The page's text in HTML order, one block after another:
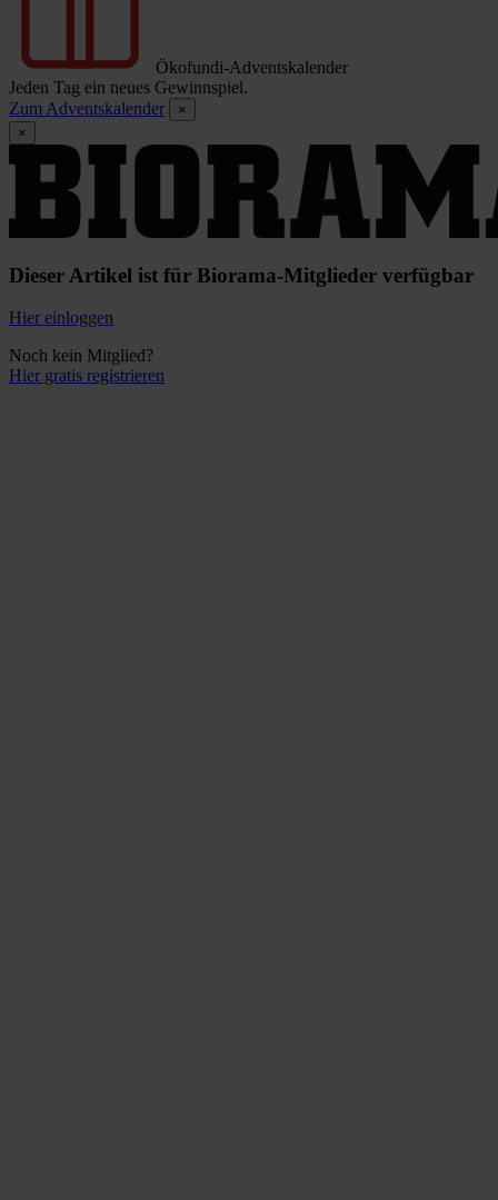
Ökofundi-Adventskalender
Jeden Tag ein neues Gewinnspiel.
Zum Adventskalender
×
×
Dieser Artikel ist für Biorama-Mitglieder verfügbar
Hier einloggen
Noch kein Mitglied?
Hier gratis registrieren